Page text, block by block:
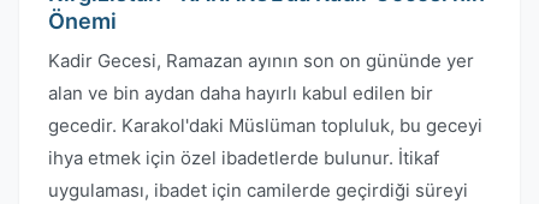
Önemi
Kadir Gecesi, Ramazan ayının son on gününde yer
alan ve bin aydan daha hayırlı kabul edilen bir
gecedir. Karakol'daki Müslüman topluluk, bu geceyi
ihya etmek için özel ibadetlerde bulunur. İtikaf
uygulaması, ibadet için camilerde geçirdiği süreyi